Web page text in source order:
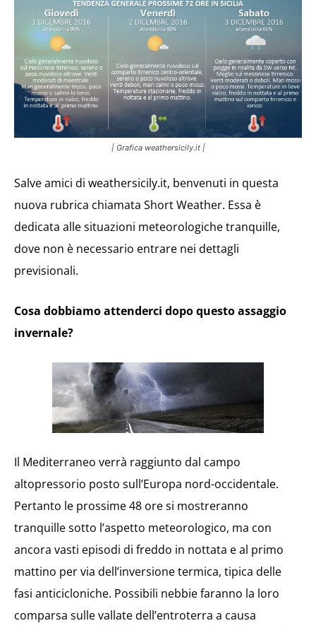
| Grafica weathersicily.it |
Salve amici di weathersicily.it, benvenuti in questa
nuova rubrica chiamata Short Weather. Essa è
dedicata alle situazioni meteorologiche tranquille,
dove non è necessario entrare nei dettagli
previsionali.
Cosa dobbiamo attenderci dopo questo assaggio
invernale?
Il Mediterraneo verrà raggiunto dal campo
altopressorio posto sull’Europa nord-occidentale.
Pertanto le prossime 48 ore si mostreranno
tranquille sotto l’aspetto meteorologico, ma con
ancora vasti episodi di freddo in nottata e al primo
mattino per via dell’inversione termica, tipica delle
fasi anticicloniche. Possibili nebbie faranno la loro
comparsa sulle vallate dell’entroterra a causa